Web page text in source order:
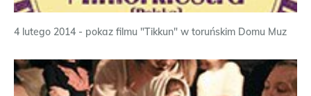
4 lutego 2014 - pokaz filmu "Tikkun" w toruńskim Domu Muz